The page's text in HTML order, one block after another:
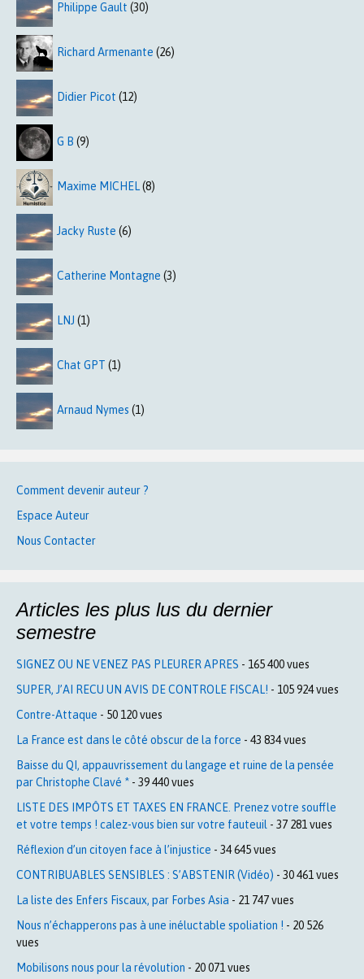
Philippe Gault (30)
Richard Armenante (26)
Didier Picot (12)
G B (9)
Maxime MICHEL(8)
Jacky Ruste (6)
Catherine Montagne (3)
LNJ (1)
Chat GPT (1)
Arnaud Nymes (1)
Comment devenir auteur ?
Espace Auteur
Nous Contacter
Articles les plus lus du dernier
semestre
SIGNEZ OU NE VENEZ PAS PLEURER APRES - 165 400 vues
SUPER, J’AI RECU UN AVIS DE CONTROLE FISCAL! - 105 924 vues
Contre-Attaque - 50 120 vues
La France est dans le côté obscur de la force - 43 834 vues
Baisse du QI, appauvrissement du langage et ruine de la pensée
par Christophe Clavé * - 39 440 vues
LISTE DES IMPÔTS ET TAXES EN FRANCE. Prenez votre souffle
et votre temps ! calez-vous bien sur votre fauteuil - 37 281 vues
Réflexion d’un citoyen face à l’injustice - 34 645 vues
CONTRIBUABLES SENSIBLES : S’ABSTENIR (Vidéo) - 30 461 vues
La liste des Enfers Fiscaux, par Forbes Asia - 21 747 vues
Nous n’échapperons pas à une inéluctable spoliation ! - 20 526
vues
Mobilisons nous pour la révolution - 20 071 vues